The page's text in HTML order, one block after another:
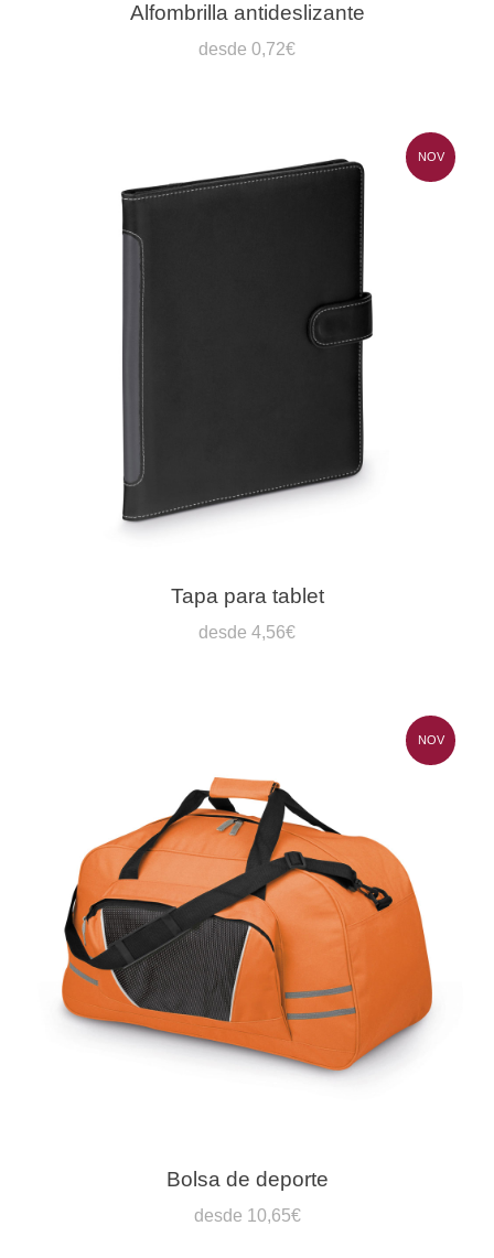
Alfombrilla antideslizante
desde 0,72€
NOV
Tapa para tablet
desde 4,56€
NOV
Bolsa de deporte
desde 10,65€